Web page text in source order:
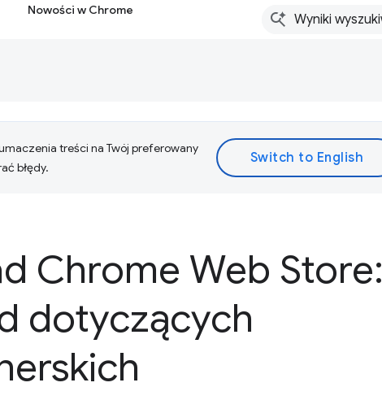
Nowości w Chrome
treści na Twój preferowany
błędy.
Chrome Web Store:
dotyczących